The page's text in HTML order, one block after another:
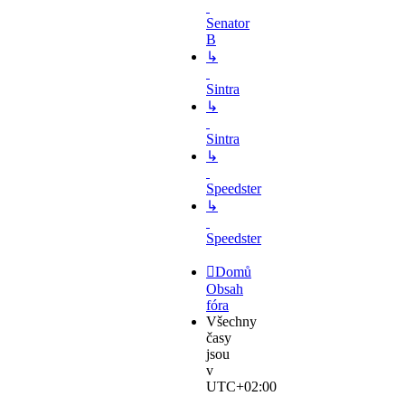
Senator
B
↳
Sintra
↳
Sintra
↳
Speedster
↳
Speedster
Domů
Obsah
fóra
Všechny
časy
jsou
v
UTC+02:00